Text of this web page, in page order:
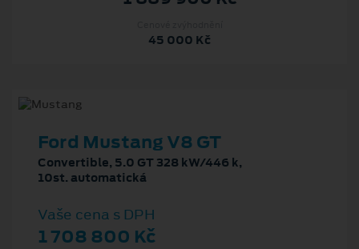
45 000 Kč
Ford Mustang V8 GT
Convertible, 5.0 GT 328 kW/446 k,
10st. automatická
Vaše cena s DPH
1 708 800 Kč